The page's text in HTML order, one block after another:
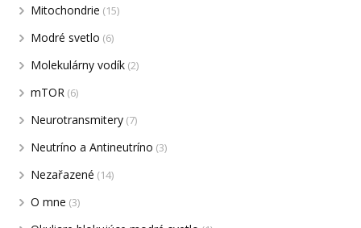
Mitochondrie (15)
Modré svetlo (6)
Molekulárny vodík (2)
mTOR (6)
Neurotransmitery (7)
Neutríno a Antineutríno (3)
Nezařazené (14)
O mne (3)